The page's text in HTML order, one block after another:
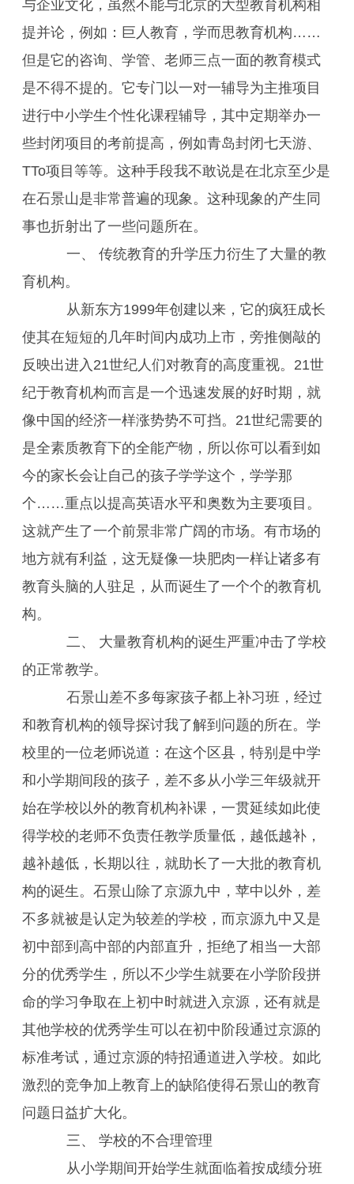
与企业文化，虽然不能与北京的大型教育机构相
提并论，例如：巨人教育，学而思教育机构……
但是它的咨询、学管、老师三点一面的教育模式
是不得不提的。它专门以一对一辅导为主推项目
进行中小学生个性化课程辅导，其中定期举办一
些封闭项目的考前提高，例如青岛封闭七天游、
TTo项目等等。这种手段我不敢说是在北京至少是
在石景山是非常普遍的现象。这种现象的产生同
事也折射出了一些问题所在。
一、 传统教育的升学压力衍生了大量的教
育机构。
从新东方1999年创建以来，它的疯狂成长
使其在短短的几年时间内成功上市，旁推侧敲的
反映出进入21世纪人们对教育的高度重视。21世
纪于教育机构而言是一个迅速发展的好时期，就
像中国的经济一样涨势势不可挡。21世纪需要的
是全素质教育下的全能产物，所以你可以看到如
今的家长会让自己的孩子学学这个，学学那
个……重点以提高英语水平和奥数为主要项目。
这就产生了一个前景非常广阔的市场。有市场的
地方就有利益，这无疑像一块肥肉一样让诸多有
教育头脑的人驻足，从而诞生了一个个的教育机
构。
二、 大量教育机构的诞生严重冲击了学校
的正常教学。
石景山差不多每家孩子都上补习班，经过
和教育机构的领导探讨我了解到问题的所在。学
校里的一位老师说道：在这个区县，特别是中学
和小学期间段的孩子，差不多从小学三年级就开
始在学校以外的教育机构补课，一贯延续如此使
得学校的老师不负责任教学质量低，越低越补，
越补越低，长期以往，就助长了一大批的教育机
构的诞生。石景山除了京源九中，苹中以外，差
不多就被是认定为较差的学校，而京源九中又是
初中部到高中部的内部直升，拒绝了相当一大部
分的优秀学生，所以不少学生就要在小学阶段拼
命的学习争取在上初中时就进入京源，还有就是
其他学校的优秀学生可以在初中阶段通过京源的
标准考试，通过京源的特招通道进入学校。如此
激烈的竞争加上教育上的缺陷使得石景山的教育
问题日益扩大化。
三、 学校的不合理管理
从小学期间开始学生就面临着按成绩分班